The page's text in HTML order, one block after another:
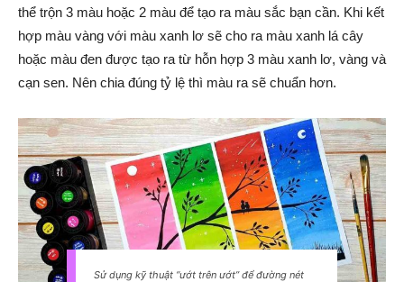
thể trộn 3 màu hoặc 2 màu để tạo ra màu sắc bạn cần. Khi kết
hợp màu vàng với màu xanh lơ sẽ cho ra màu xanh lá cây
hoặc màu đen được tạo ra từ hỗn hợp 3 màu xanh lơ, vàng và
cạn sen. Nên chia đúng tỷ lệ thì màu ra sẽ chuẩn hơn.
Sử dụng kỹ thuật “ướt trên ướt” để đường nét